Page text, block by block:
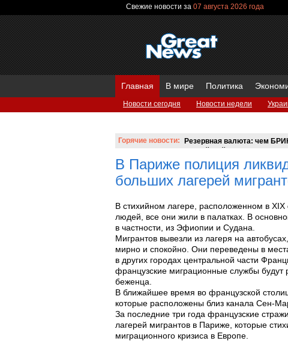
Свежие новости за 07 августа 2026 года
Главная
Новости сегодня Новости недели
В мире Политика
Горячие новости:
Резервная валюта: чем
В Париже полиция
больших лагерей
В стихийном лагере, расположенном в
людей, все они жили в палатках. В
в частности, из Эфиопии и Судана.
Мигрантов вывезли из лагеря на
мирно и спокойно. Они переведены в
в других городах центральной части
французские миграционные службы будут
беженца.
В ближайшее время во французской
которые расположены близ канала Сен-
За последние три года французские
лагерей мигрантов в Париже, которые
миграционного кризиса в Европе.